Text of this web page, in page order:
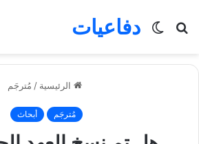
دفاعيات
بحث
الوضع
الرئيسية / مُترجَم
مُترجَم أبحاث